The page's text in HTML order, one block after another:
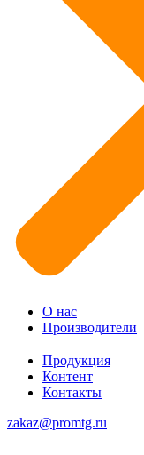
О нас
Производители
Продукция
Контент
Контакты
zakaz@promtg.ru